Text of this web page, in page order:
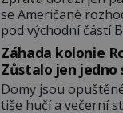
sourozenci, kteří si
na jméno. Neustále
plánování sabotáží,
se Američané
pod východní částí
stovek metrů dlouhý
na sobě nenechají
nechají nepřítele,
je přechytračil.
jim dodá jeden z
Záhada kolonie
Zůstalo jen jedno
Domy jsou
tiše hučí a večerní